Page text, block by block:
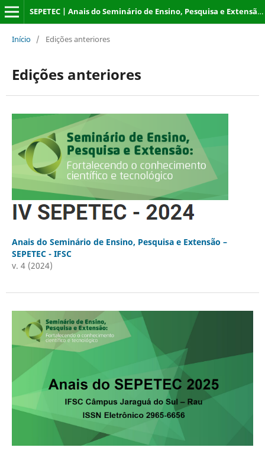
SEPETEC | Anais do Seminário de Ensino, Pesquisa e Extensão – IFSC
Início / Edições anteriores
Edições anteriores
Anais do Seminário de Ensino, Pesquisa e Extensão –
SEPETEC - IFSC
v. 4 (2024)